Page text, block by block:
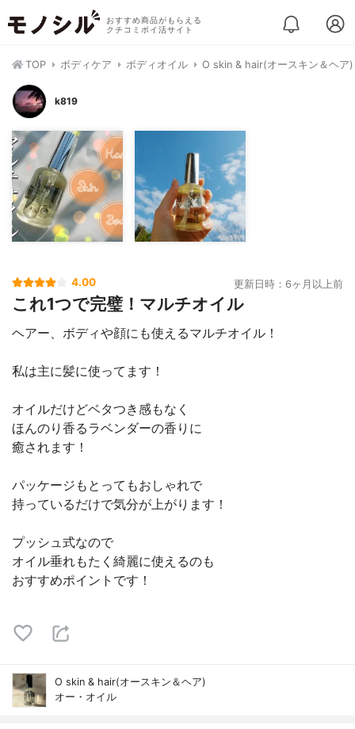
おすすめ商品がもらえる
クチコミポイ活サイト
TOP ボディケア ボディオイル O skin & hair(オースキン＆ヘア
k819
4.00 更新日時：6ヶ月以上前
これ1つで完璧！マルチオイル
ヘアー、ボディや顔にも使えるマルチオイル！
私は主に髪に使ってます！
オイルだけどベタつき感もなく
ほんのり香るラベンダーの香りに
癒されます！
パッケージもとってもおしゃれで
持っているだけで気分が上がります！
プッシュ式なので
オイル垂れもたく綺麗に使えるのも
おすすめポイントです！
O skin & hair(オースキン＆ヘア)
オー・オイル